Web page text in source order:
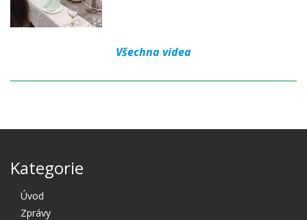
Všechna videa
Kategorie
Úvod
Zprávy